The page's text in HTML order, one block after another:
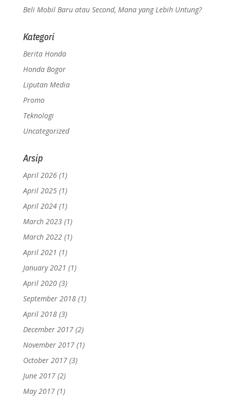
Beli Mobil Baru atau Second, Mana yang Lebih Untung?
Kategori
Berita Honda
Honda Bogor
Liputan Media
Promo
Teknologi
Uncategorized
Arsip
April 2026(1)
April 2025(1)
April 2024(1)
March 2023(1)
March 2022(1)
April 2021 (1)
January 2021 (1)
April 2020(3)
September 2018(1)
April 2018(3)
December 2017(2)
November 2017(1)
October 2017(3)
June 2017(2)
May 2017(1)